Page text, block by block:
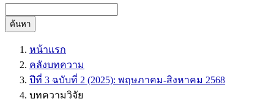
ค้นหา
หน้าแรก
คลังบทความ
ปีที่ 3 ฉบับที่ 2 (2025): พฤษภาคม-สิงหาคม 2568
บทความวิจัย